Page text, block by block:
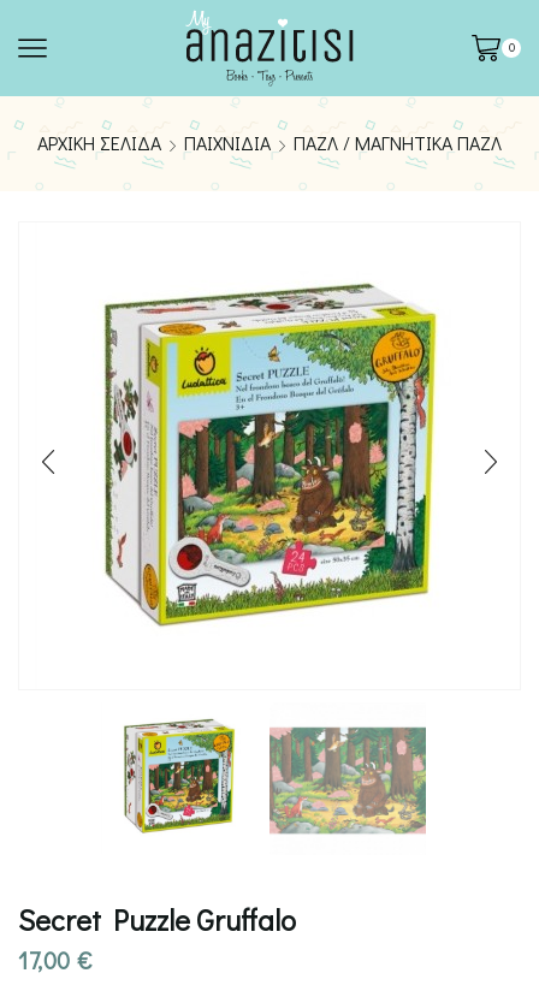
0
ΑΡΧΙΚΉ ΣΕΛΊΔΑ ΠΑΙΧΝΊΔΙΑ ΠΑΖΛ / ΜΑΓΝΗΤΙΚΆ ΠΑΖΛ
Secret Puzzle Gruffalo
17,00 €